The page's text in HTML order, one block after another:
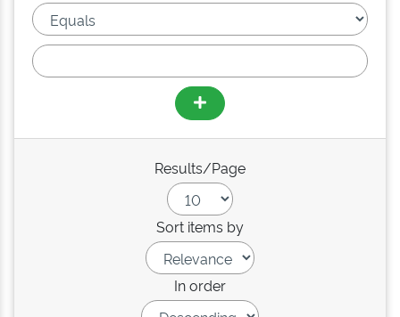
Results/Page
Sort items by
In order